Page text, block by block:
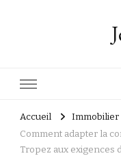
Accueil Immobilier
Comment adapter la
Tropez aux exigences